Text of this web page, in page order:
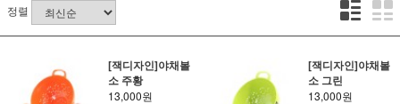
정렬
[잭디자인]야채볼
소 주황
13,000원
[잭디자인]야채볼
소 그린
13,000원